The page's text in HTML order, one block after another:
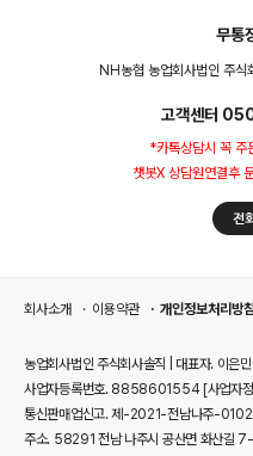
무통
NH농협 농업회사법인
고객센터
*카톡상담시 꼭 주
챗봇X 상담원연결후
회사소개 이용약관 개인정보처리방침
농업회사법인 주식회사솔직 | 대표자. 이은민
사업자등록번호. 8858601554 [사업자
통신판매업신고. 제-2021-전남나주-
주소. 58291 전남 나주시 공산면 화산길